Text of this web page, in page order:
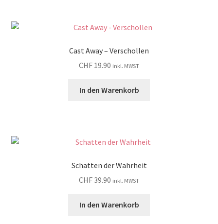
Cast Away – Verschollen
CHF 19.90 inkl. MWST
In den Warenkorb
Schatten der Wahrheit
CHF39.90 inkl. MWST
In den Warenkorb